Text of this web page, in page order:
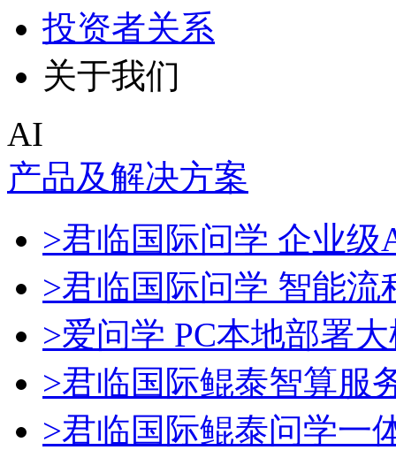
投资者关系
关于我们
AI
产品及解决方案
>君临国际问学 企业级
>君临国际问学 智能流
>爱问学 PC本地部署
>君临国际鲲泰智算服
>君临国际鲲泰问学一